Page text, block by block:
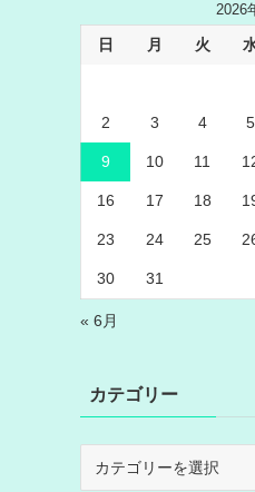
2026
日 月 火
2 3 4 5
9 10 11
16 17 18
23 24 25
30 31
« 6月
カテゴリー